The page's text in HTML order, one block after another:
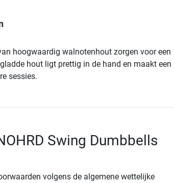
hoogwaardig walnotenhout zorgen voor een
hout ligt prettig in de hand en maakt een
sessies.
Swing Dumbbells
volgens de algemene wettelijke